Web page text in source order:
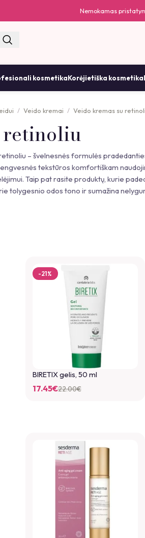
Nemokamas
kosmetikaKorėjietiška kosmetika
retinoliu
Veido kremai Veido kremas su
– švelnesnės formulės
tekstūros komfortiškam
Taip pat rasite produktų, kurie
tolygesnio odos tono ir sumažina
-21%
BIRETIX gelis, 50 ml
22.00€
17.45€